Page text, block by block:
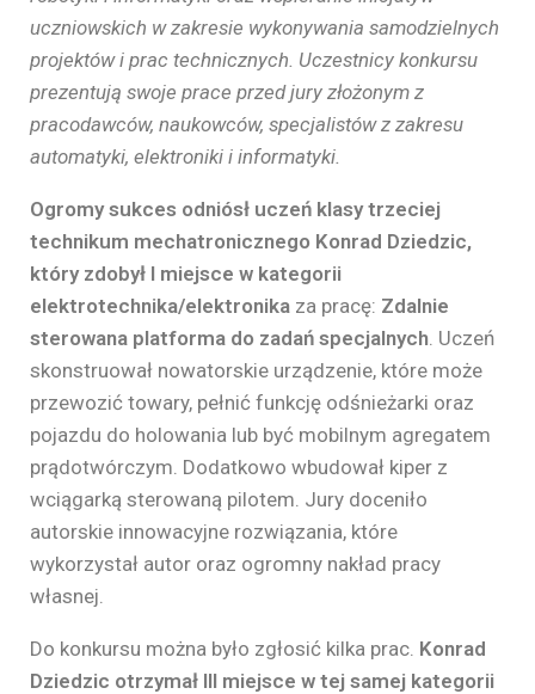
uczniowskich w zakresie wykonywania samodzielnych
projektów i prac technicznych. Uczestnicy konkursu
prezentują swoje prace przed jury złożonym z
pracodawców, naukowców, specjalistów z zakresu
automatyki, elektroniki i informatyki.
Ogromy sukces odniósł uczeń klasy trzeciej
technikum mechatronicznego Konrad Dziedzic,
który zdobył I miejsce w kategorii
elektrotechnika/elektronika za pracę: Zdalnie
sterowana platforma do zadań specjalnych . Uczeń
skonstruował nowatorskie urządzenie, które może
przewozić towary, pełnić funkcję odśnieżarki oraz
pojazdu do holowania lub być mobilnym agregatem
prądotwórczym. Dodatkowo wbudował kiper z
wciągarką sterowaną pilotem. Jury doceniło
autorskie innowacyjne rozwiązania, które
wykorzystał autor oraz ogromny nakład pracy
własnej.
Do konkursu można było zgłosić kilka prac. Konrad
Dziedzic otrzymał III miejsce w tej samej kategorii